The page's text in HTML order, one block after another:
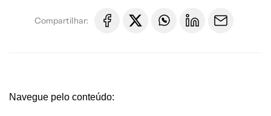
Compartilhar:
Navegue pelo conteúdo: